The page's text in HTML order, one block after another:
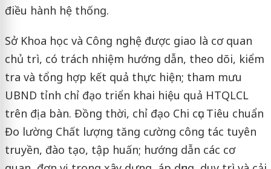
điều hành hệ thống.
Sở Khoa học và Công nghệ được giao là cơ quan
chủ trì, có trách nhiệm hướng dẫn, theo dõi, kiểm
tra và tổng hợp kết quả thực hiện; tham mưu
UBND tỉnh chỉ đạo triển khai hiệu quả HTQLCL
trên địa bàn. Đồng thời, chỉ đạo Chi cục Tiêu chuẩn
Đo lường Chất lượng tăng cường công tác tuyên
truyền, đào tạo, tập huấn; hướng dẫn các cơ